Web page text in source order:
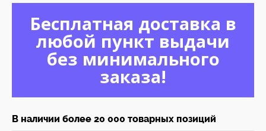
Бесплатная доставка в
любой пункт выдачи
без минимального
заказа!
В наличии более 20 000 товарных позиций